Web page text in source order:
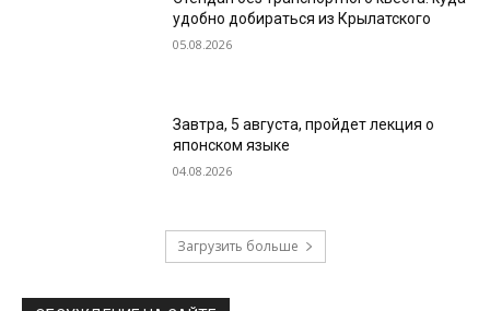
удобно добираться из Крылатского
05.08.2026
Завтра, 5 августа, пройдет лекция о
японском языке
04.08.2026
Загрузить больше